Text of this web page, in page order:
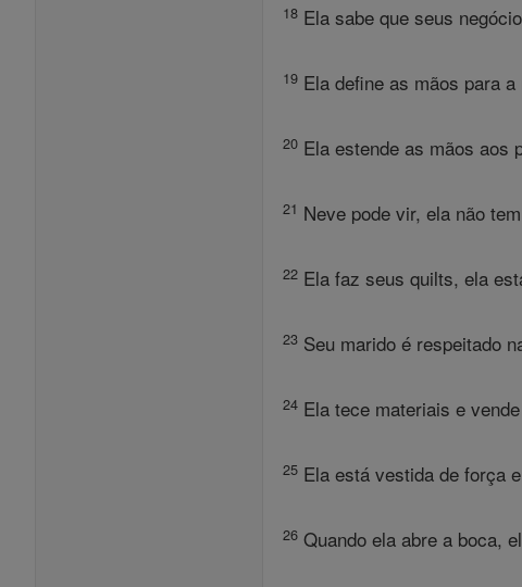
18 Ela sabe que seus
19 Ela define as mãos para
20 Ela estende as mãos aos
21 Neve pode vir, ela não
22 Ela faz seus quilts, ela
23 Seu marido é respeitado
24 Ela tece materiais e
25 Ela está vestida de força
26 Quando ela abre a boca,